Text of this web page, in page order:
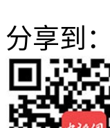
分享到：